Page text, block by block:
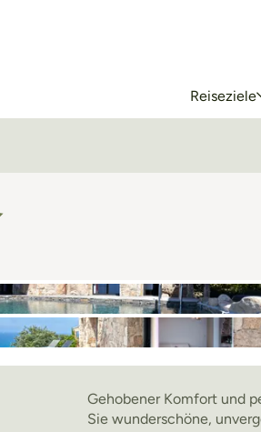
Reiseziele
Gehobener Komfort und
Sie wunderschöne,